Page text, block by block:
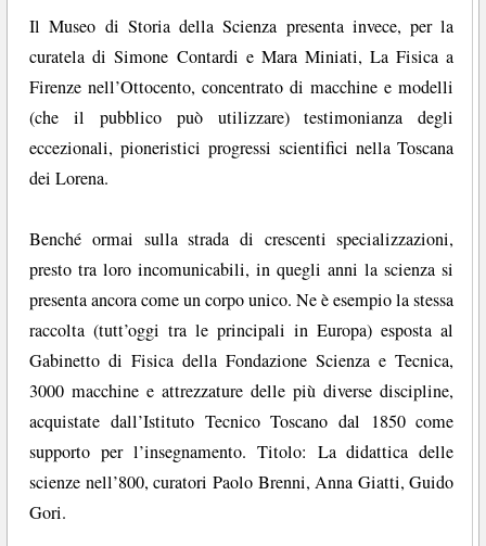
Il Museo di Storia della Scienza presenta invece, per la
curatela di Simone Contardi e Mara Miniati, La Fisica a
Firenze nell’Ottocento, concentrato di macchine e modelli
(che il pubblico può utilizzare) testimonianza degli
eccezionali, pioneristici progressi scientifici nella Toscana
dei Lorena.
Benché ormai sulla strada di crescenti specializzazioni,
presto tra loro incomunicabili, in quegli anni la scienza si
presenta ancora come un corpo unico. Ne è esempio la stessa
raccolta (tutt’oggi tra le principali in Europa) esposta al
Gabinetto di Fisica della Fondazione Scienza e Tecnica,
3000 macchine e attrezzature delle più diverse discipline,
acquistate dall’Istituto Tecnico Toscano dal 1850 come
supporto per l’insegnamento. Titolo: La didattica delle
scienze nell’800, curatori Paolo Brenni, Anna Giatti, Guido
Gori.